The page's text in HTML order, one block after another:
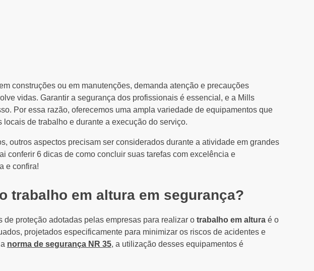
construções ou em manutenções, demanda atenção e precauções
vidas. Garantir a segurança dos profissionais é essencial, e a Mills
Por essa razão, oferecemos uma ampla variedade de equipamentos que
locais de trabalho e durante a execução do serviço.
outros aspectos precisam ser considerados durante a atividade em grandes
conferir 6 dicas de como concluir suas tarefas com excelência e
e confira!
trabalho em altura em segurança?
de proteção adotadas pelas empresas para realizar o trabalho em alturaé o
projetados especificamente para minimizar os riscos de acidentes e
norma de segurança NR 35, a utilização desses equipamentos é